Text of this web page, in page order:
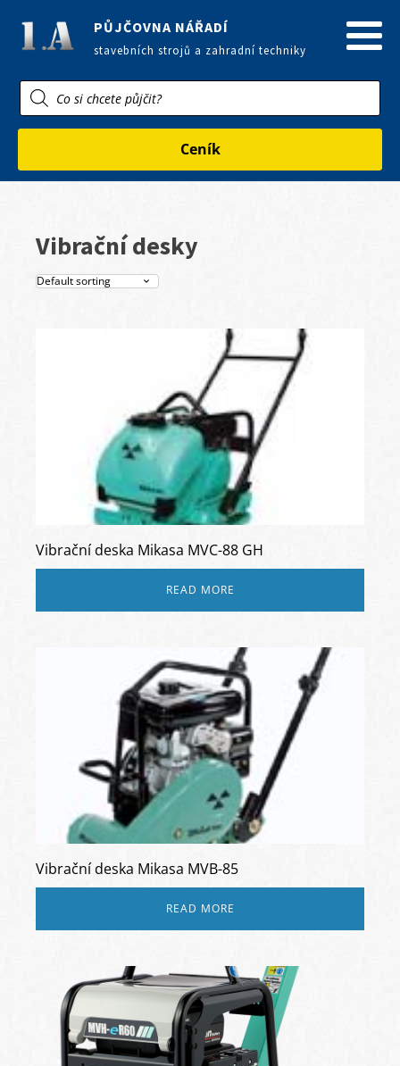
PŮJČOVNA NÁŘADÍ
stavebních strojů a zahradní techniky
Products
search
Ceník
Vibrační desky
Vibrační deska Mikasa MVC-88 GH
READ MORE
Vibrační deska Mikasa MVB-85
READ MORE